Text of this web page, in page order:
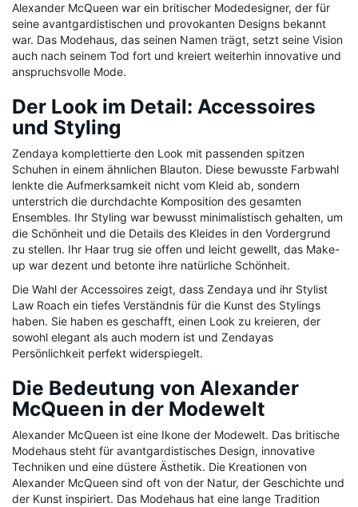
Alexander McQueen war ein britischer Modedesigner, der für
seine avantgardistischen und provokanten Designs bekannt
war. Das Modehaus, das seinen Namen trägt, setzt seine Vision
auch nach seinem Tod fort und kreiert weiterhin innovative und
anspruchsvolle Mode.
Der Look im Detail: Accessoires
und Styling
Zendaya komplettierte den Look mit passenden spitzen
Schuhen in einem ähnlichen Blauton. Diese bewusste Farbwahl
lenkte die Aufmerksamkeit nicht vom Kleid ab, sondern
unterstrich die durchdachte Komposition des gesamten
Ensembles. Ihr Styling war bewusst minimalistisch gehalten, um
die Schönheit und die Details des Kleides in den Vordergrund
zu stellen. Ihr Haar trug sie offen und leicht gewellt, das Make-
up war dezent und betonte ihre natürliche Schönheit.
Die Wahl der Accessoires zeigt, dass Zendaya und ihr Stylist
Law Roach ein tiefes Verständnis für die Kunst des Stylings
haben. Sie haben es geschafft, einen Look zu kreieren, der
sowohl elegant als auch modern ist und Zendayas
Persönlichkeit perfekt widerspiegelt.
Die Bedeutung von Alexander
McQueen in der Modewelt
Alexander McQueen ist eine Ikone der Modewelt. Das britische
Modehaus steht für avantgardistisches Design, innovative
Techniken und eine düstere Ästhetik. Die Kreationen von
Alexander McQueen sind oft von der Natur, der Geschichte und
der Kunst inspiriert. Das Modehaus hat eine lange Tradition